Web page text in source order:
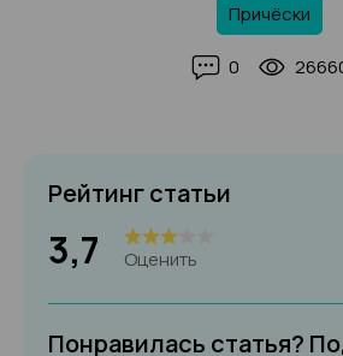
Причёски
0
Рейтинг статьи
3,7 Оценить
Понравилась статья?